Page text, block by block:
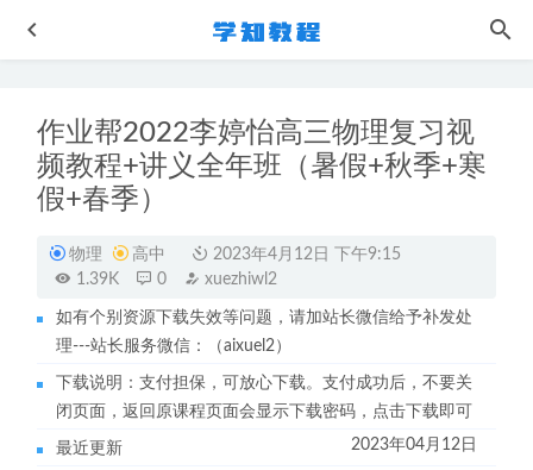
作业帮2022李婷怡高三物理复习视
频教程+讲义全年班（暑假+秋季+寒
假+春季）
物理 高中
2023年4月12日 下午9:15
1.39K
0 xuezhiwl2
如有个别资源下载失效等问题，请加站长微信给予补发处
理---站长服务微信：（aixuel2）
下载说明：支付担保，可放心下载。支付成功后，不要关
闭页面，返回原课程页面会显示下载密码，点击下载即可
最近更新 2023年04月12日
打造完美老公-夫妻生活/家庭生活/和谐家庭必备
张志浩2024高三历史一二三轮复习全年班网课教程 2024-08-
韩国石锅拌饭视频教程 2023-07-07
迷罗中医古法瑜伽养生视频合集
2023-06-05
初中数学网课教程精华网崔莉初中数学视频教程+讲义